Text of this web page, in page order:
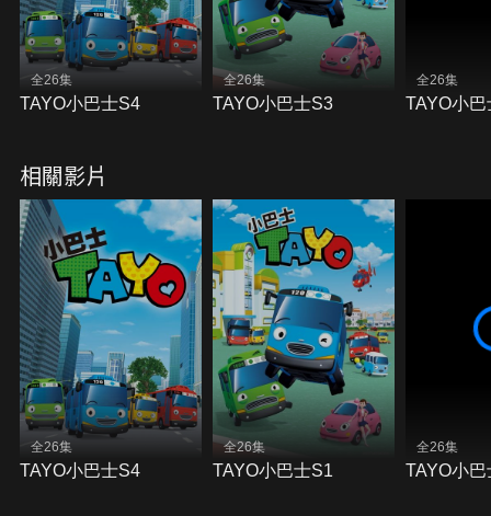
全26集
TAYO小巴士S4
全26集
TAYO小巴士S3
全26集
TAYO小
相關影片
全26集
TAYO小巴士S4
全26集
TAYO小巴士S1
全26集
TAYO小